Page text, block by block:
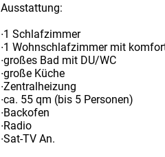
Ausstattung:
∙1 Schlafzimmer
∙1 Wohnschlafzimmer mit
∙großes Bad mit DU/WC
∙große Küche
∙Zentralheizung
∙ca. 55 qm (bis 5 Personen)
∙Backofen
∙Radio
∙Sat-TV An.